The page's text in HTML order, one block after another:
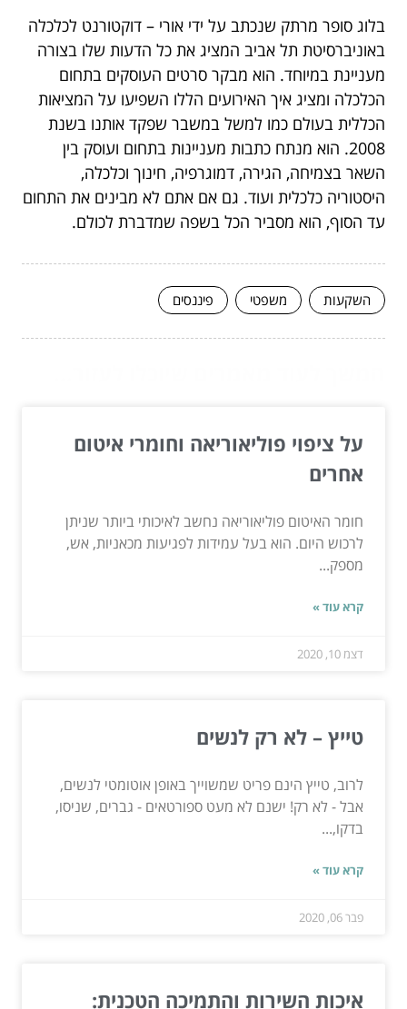
בלוג סופר מרתק שנכתב על ידי אורי – דוקטורנט לכלכלה
באוניברסיטת תל אביב המציג את כל הדעות שלו בצורה
מעניינת במיוחד. הוא מבקר סרטים העוסקים בתחום
הכלכלה ומציג איך האירועים הללו השפיעו על המציאות
הכללית בעולם כמו למשל במשבר שפקד אותנו בשנת
2008. הוא מנתח כתבות מעניינות בתחום ועוסק בין
השאר בצמיחה, הגירה, דמוגרפיה, חינוך וכלכלה,
היסטוריה כלכלית ועוד. גם אם אתם לא מבינים את התחום
עד הסוף, הוא מסביר הכל בשפה שמדברת לכולם.
השקעות משפטי פיננסים
על ציפוי פוליאוריאה וחומרי איטום
אחרים
חומר האיטום פוליאוריאה נחשב לאיכותי ביותר שניתן
לרכוש היום. הוא בעל עמידות לפגיעות מכאניות, אש,
מספק...
קרא עוד »
דצמ 10, 2020
טייץ – לא רק לנשים
לרוב, טייץ הינם פריט שמשוייך באופן אוטומטי לנשים,
אבל - לא רק! ישנם לא מעט ספורטאים - גברים, שניסו,
בדקו,...
קרא עוד »
פבר 06, 2020
איכות השירות והתמיכה הטכנית: